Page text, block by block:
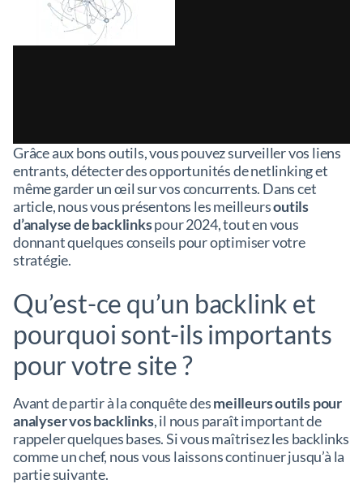
Grâce aux bons outils, vous pouvez surveiller vos liens
entrants, détecter des opportunités de netlinking et
même garder un œil sur vos concurrents. Dans cet
article, nous vous présentons les meilleursoutils
d’analyse de backlinkspour 2024, tout en vous
donnant quelques conseils pour optimiser votre
stratégie.
Qu’est-ce qu’un backlink et
pourquoi sont-ils importants
pour votre site ?
Avant de partir à la conquête desmeilleurs outils pour
analyser vos backlinks, il nous paraît important de
rappeler quelques bases. Si vous maîtrisez les backlinks
comme un chef, nous vous laissons continuer jusqu’à la
partie suivante.